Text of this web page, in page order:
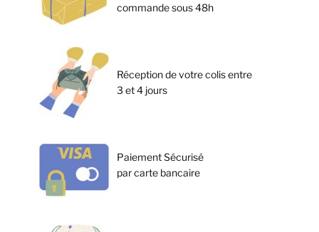
commande sous 48h
Réception de votre colis entre
3 et 4 jours
Paiement Sécurisé
par carte bancaire